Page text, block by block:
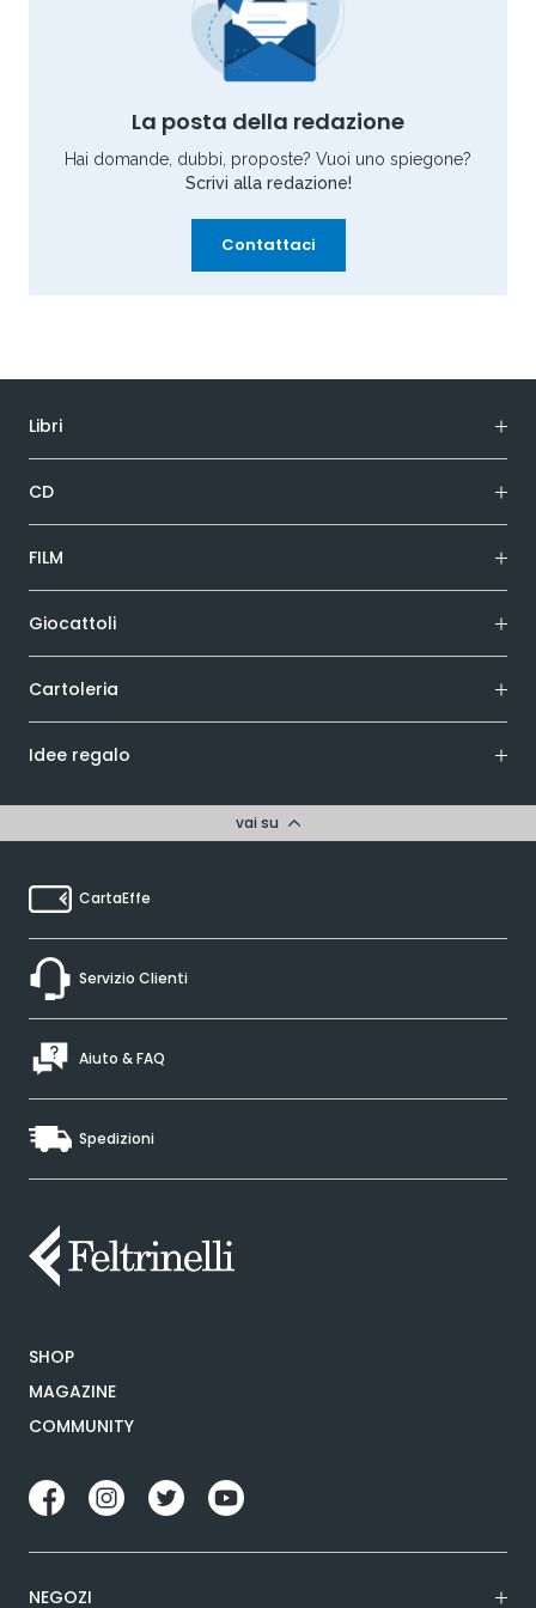
La posta della redazione
Hai domande, dubbi, proposte? Vuoi uno spiegone?
Scrivi alla redazione!
Contattaci
Libri
CD
FILM
Giocattoli
Cartoleria
Idee regalo
vai su
CartaEffe
Servizio Clienti
Aiuto & FAQ
Spedizioni
SHOP
MAGAZINE
COMMUNITY
NEGOZI